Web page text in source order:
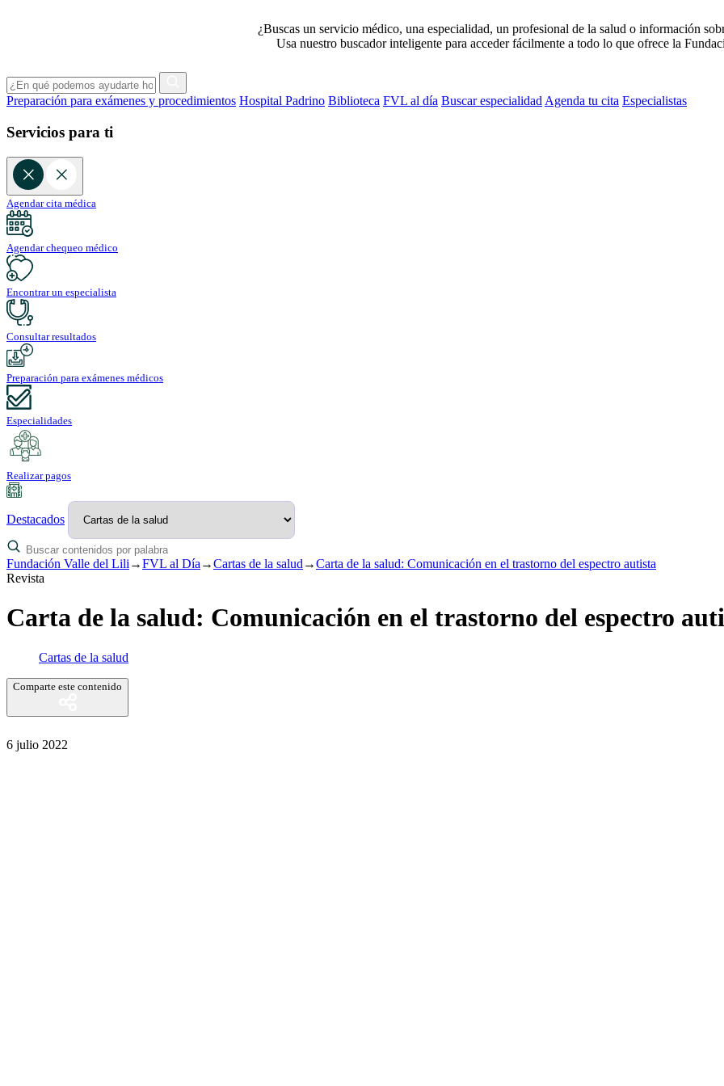
¿Buscas un servicio médico, una especialidad, un profesional de la salud o información
Usa nuestro buscador inteligente para acceder fácilmente a todo lo que ofrece la
Preparación para exámenes y procedimientos Hospital Padrino Biblioteca FVL al día Buscar especialidad Agenda tu cita Especialistas
Servicios para ti
Agendar cita médica
Agendar chequeo médico
Encontrar un especialista
Consultar resultados
Preparación para exámenes médicos
Especialidades
Realizar pagos
Destacados
Fundación Valle del Lili →FVL al Día →Cartas de la salud →Carta de la salud: Comunicación en el trastorno del espectro autista
Revista
Carta de la salud: Comunicación en el trastorno del espectro
Cartas de la salud
Comparte este contenido
6 julio 2022